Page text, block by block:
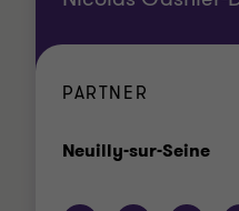
PARTNER
Neuilly-sur-Seine